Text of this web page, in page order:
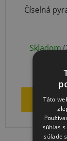
Číselná
Skladom
DO
Táto
súhlas
súlade